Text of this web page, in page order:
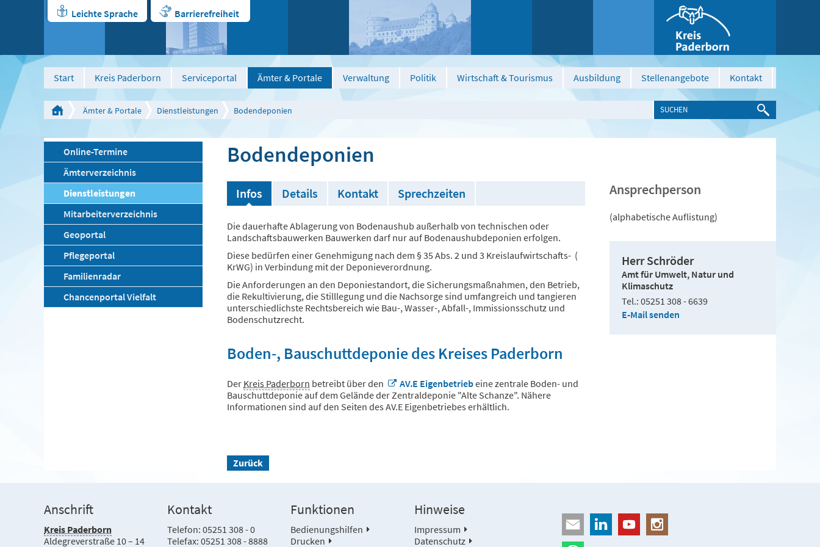
Leichte Sprache Barrierefreiheit
Start Kreis Paderborn Serviceportal Ämter & Portale Verwaltung Politik Wirtschaft & Tourismus Ausbildung Stellenangebote Kontakt
Ämter & Portale Dienstleistungen Bodendeponien
Online-Termine
Ämterverzeichnis
Dienstleistungen
Mitarbeiterverzeichnis
Geoportal
Pflegeportal
Familienradar
Chancenportal Vielfalt
Bodendeponien
Infos Details Kontakt Sprechzeiten
Die dauerhafte Ablagerung von Bodenaushub außerhalb von technischen oder
Landschaftsbauwerken Bauwerken darf nur auf Bodenaushubdeponien erfolgen.
Diese bedürfen einer Genehmigung nach dem § 35 Abs. 2 und 3 Kreislaufwirtschafts- (
KrWG) in Verbindung mit der Deponieverordnung.
Die Anforderungen an den Deponiestandort, die Sicherungsmaßnahmen, den Betrieb,
die Rekultivierung, die Stilllegung und die Nachsorge sind umfangreich und tangieren
unterschiedlichste Rechtsbereich wie Bau-, Wasser-, Abfall-, Immissionsschutz und
Bodenschutzrecht.
Boden-, Bauschuttdeponie des Kreises Paderborn
Der Kreis Paderborn betreibt über den AV.E Eigenbetriebeine zentrale Boden- und
Bauschuttdeponie auf dem Gelände der Zentraldeponie "Alte Schanze". Nähere
Informationen sind auf den Seiten des AV.E Eigenbetriebes erhältlich.
Ansprechperson
(alphabetische Auflistung)
Herr Schröder
Amt für Umwelt, Natur und
Klimaschutz
Tel. 05251 308 - 6639
E-Mail senden
Zurück
Anschrift
Kreis Paderborn
Aldegreverstraße 10 – 14
Kontakt
Telefon: 05251 308 - 0
Telefax: 05251 308 - 8888
Funktionen
Bedienungshilfen
Drucken
Hinweise
Impressum
Datenschutz